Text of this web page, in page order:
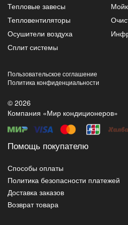
Тепловые завесы
Тепловентиляторы
Осушители воздуха
Сплит системы
Пользовательское соглашение
Политика конфиденциальности
© 2026
Компания «Мир кондиционеров»
Помощь покупателю
Способы оплаты
Политика безопасности платежей
Доставка заказов
Возврат товара